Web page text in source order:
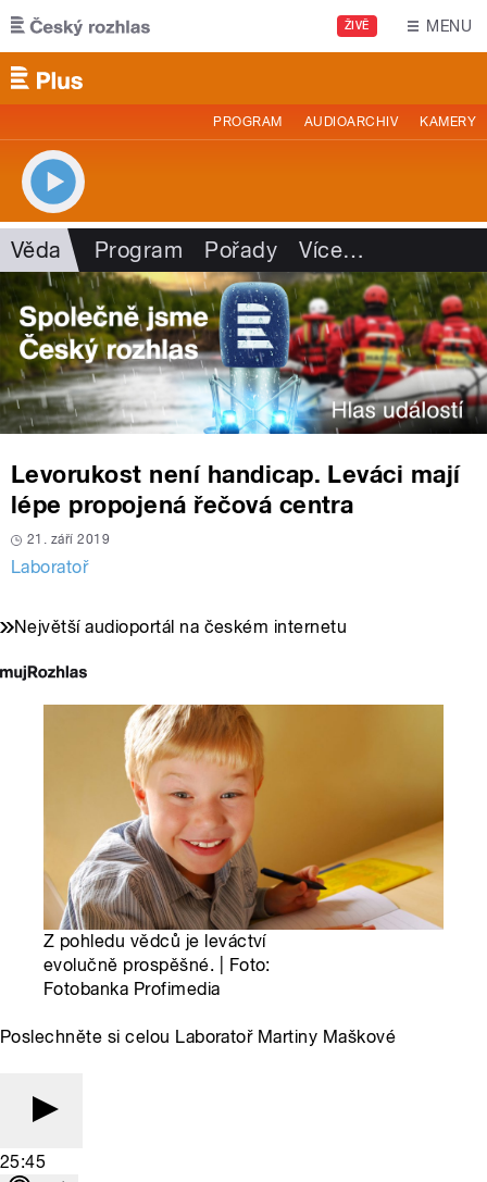
Přejít k hlavnímu obsahu
ŽIVĚ MENU
PROGRAM AUDIOARCHIV KAMERY
Věda Program Pořady Více…
Levorukost není handicap. Leváci mají
lépe propojená řečová centra
21. září 2019
Laboratoř
Největší audioportál na českém internetu
Z pohledu vědců je leváctví
evolučně prospěšné. | Foto:
Fotobanka Profimedia
Poslechněte si celou Laboratoř Martiny Maškové
25:45